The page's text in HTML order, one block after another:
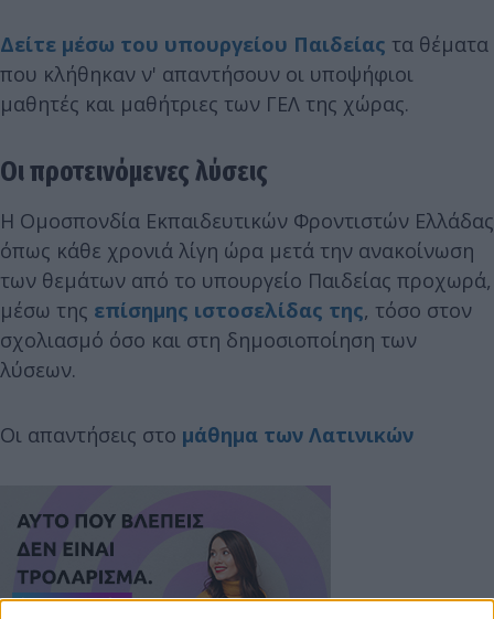
Δείτε μέσω του υπουργείου Παιδείας τα θέματα
που κλήθηκαν ν' απαντήσουν οι υποψήφιοι
μαθητές και μαθήτριες των ΓΕΛ της χώρας.
Οι προτεινόμενες λύσεις
Η Ομοσπονδία Εκπαιδευτικών Φροντιστών Ελλάδας
όπως κάθε χρονιά λίγη ώρα μετά την ανακοίνωση
των θεμάτων από το υπουργείο Παιδείας προχωρά,
μέσω της επίσημης ιστοσελίδας της, τόσο στον
σχολιασμό όσο και στη δημοσιοποίηση των
λύσεων.
Οι απαντήσεις στο μάθημα των Λατινικών